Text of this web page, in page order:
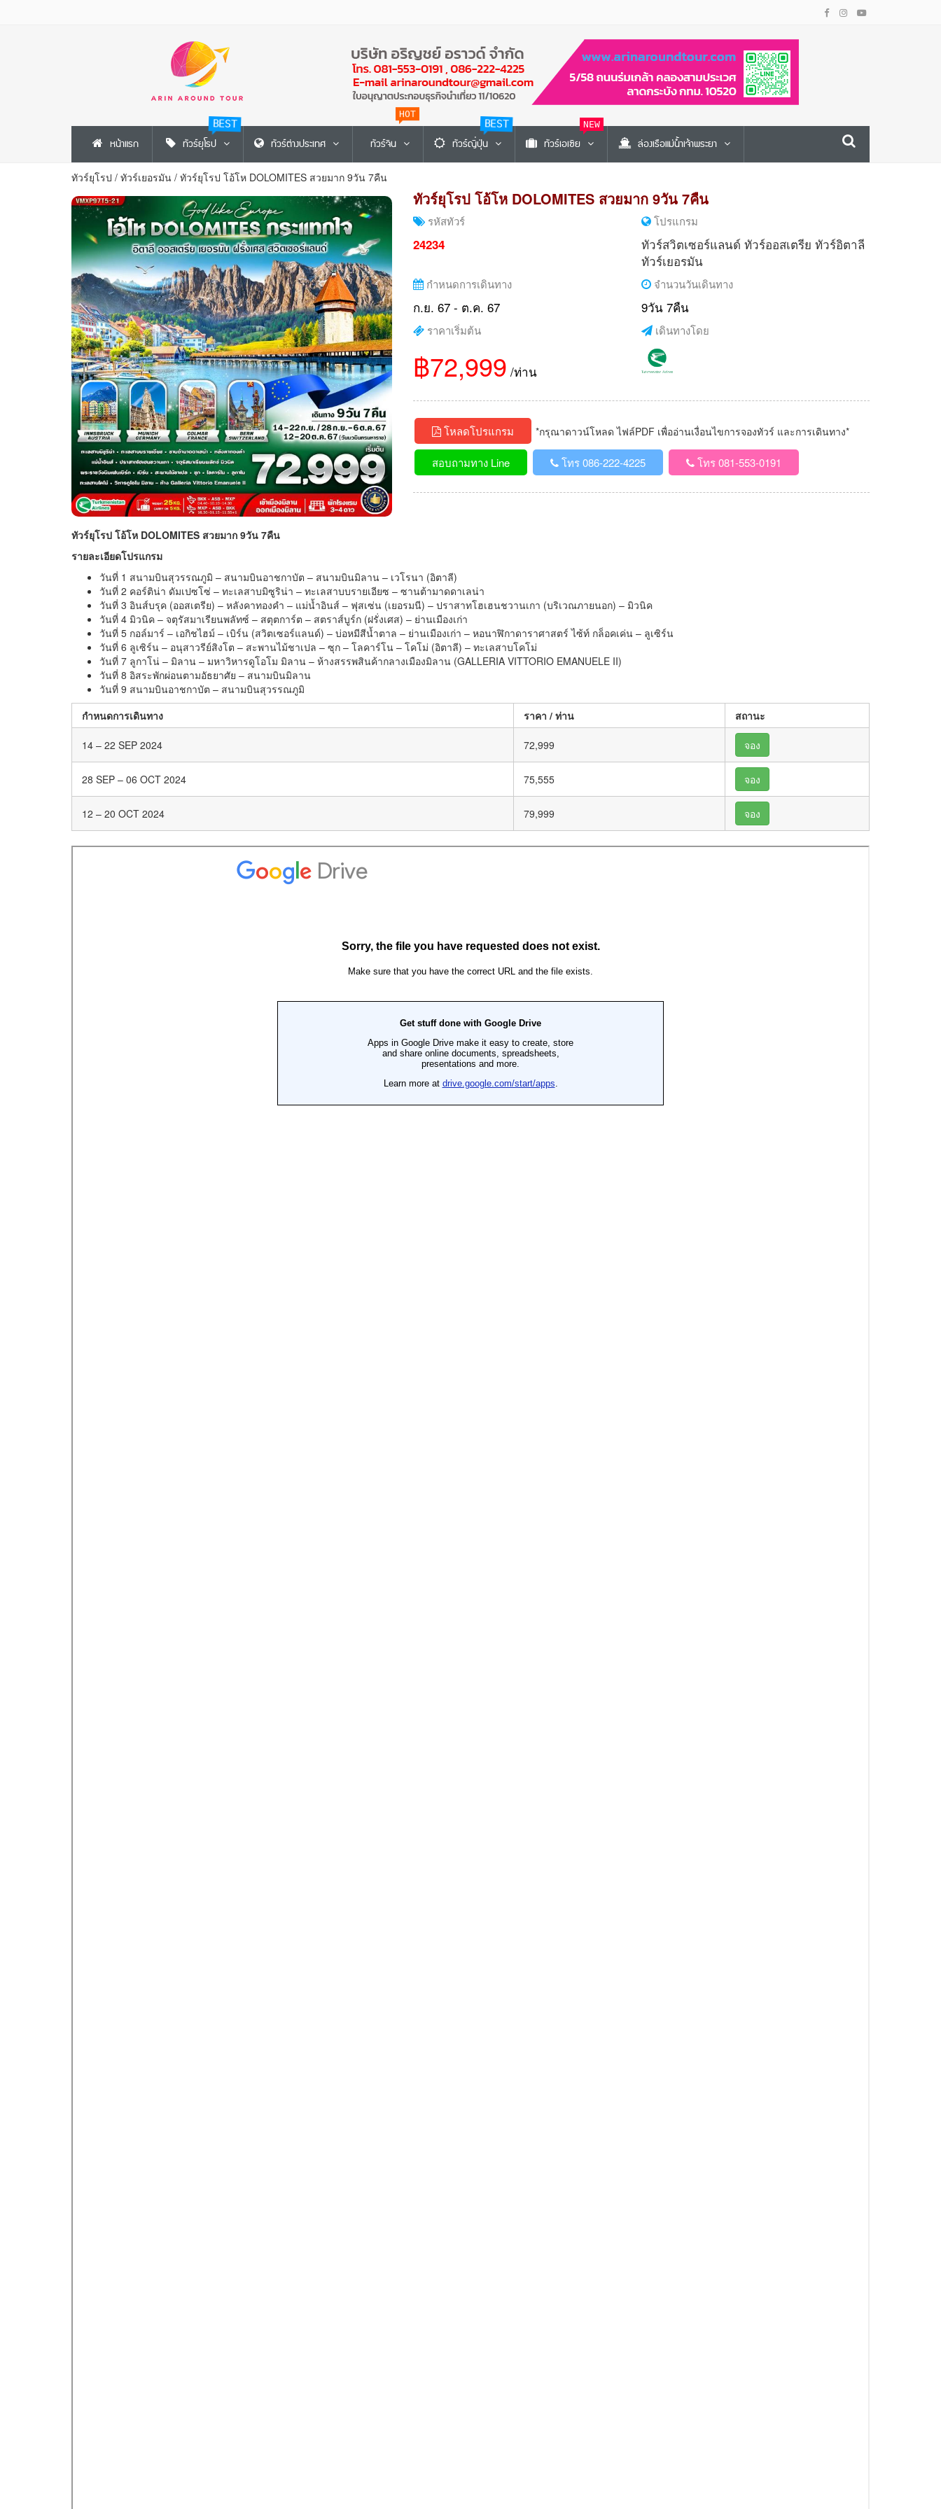
หน้าแรก ทัวร์ยุโรป
BEST
ทัวร์ต่างประเทศ ทัวร์จีน
HOT
ทัวร์ญี่ปุ่น
BEST
ทัวร์เอเซีย
NEW
ล่องเรือแม่น้ำเจ้าพระยา
ทัวร์ยุโรป / ทัวร์เยอรมัน / ทัวร์ยุโรป โอ้โห DOLOMITES สวยมาก 9วัน 7คืน
ทัวร์ยุโรป โอ้โห DOLOMITES สวยมาก 9วัน 7คืน
รหัสทัวร์
24234
โปรแกรม
ทัวร์สวิตเซอร์แลนด์ ทัวร์ออสเตรีย ทัวร์อิตาลี
ทัวร์เยอรมัน
กำหนดการเดินทาง
ก.ย. 67 - ต.ค. 67
จำนวนวันเดินทาง
9วัน 7คืน
ราคาเริ่มต้น
฿72,999 /ท่าน
เดินทางโดย
โหลดโปรแกรม *กรุณาดาวน์โหลด ไฟล์PDF เพื่ออ่านเงื่อนไขการจองทัวร์ และการเดินทาง*
สอบถามทาง Line โทร 086-222-4225 โทร 081-553-0191
ทัวร์ยุโรป โอ้โห DOLOMITES สวยมาก 9วัน 7คืน
รายละเอียดโปรแกรม
วันที่ 1 สนามบินสุวรรณภูมิ – สนามบินอาชกาบัต – สนามบินมิลาน – เวโรนา (อิตาลี)
วันที่ 2 คอร์ติน่า ดัมเปซโซ่ – ทะเลสาบมิซูริน่า – ทะเลสาบบรายเอียซ – ซานต้ามาดดาเลน่า
วันที่ 3 อินส์บรุค (ออสเตรีย) – หลังคาทองคำ – แม่น้ำอินส์ – ฟุสเซ่น (เยอรมนี) – ปราสาทโฮเฮนชวานเกา (บริเวณภายนอก) – มิวนิค
วันที่ 4 มิวนิค – จตุรัสมาเรียนพลัทซ์ – สตุตการ์ต – สตราส์บูร์ก (ฝรั่งเศส) – ย่านเมืองเก่า
วันที่ 5 กอล์มาร์ – เอกิชไฮม์ – เบิร์น (สวิตเซอร์แลนด์) – บ่อหมีสีน้ำตาล – ย่านเมืองเก่า – หอนาฬิกาดาราศาสตร์ ไซ้ท์ กล็อคเค่น – ลูเซิร์น
วันที่ 6 ลูเซิร์น – อนุสาวรีย์สิงโต – สะพานไม้ชาเปล – ซุก – โลคาร์โน – โคโม่ (อิตาลี) – ทะเลสาบโคโม่
วันที่ 7 ลูกาโน่ – มิลาน – มหาวิหารดูโอโม มิลาน – ห้างสรรพสินค้ากลางเมืองมิลาน (GALLERIA VITTORIO EMANUELE II)
วันที่ 8 อิสระพักผ่อนตามอัธยาศัย – สนามบินมิลาน
วันที่ 9 สนามบินอาชกาบัต – สนามบินสุวรรณภูมิ
กำหนดการเดินทาง
ราคา / ท่าน สถานะ
14 – 22 SEP 2024 72,999 จอง
28 SEP – 06 OCT 2024 75,555 จอง
12 – 20 OCT 2024 79,999 จอง